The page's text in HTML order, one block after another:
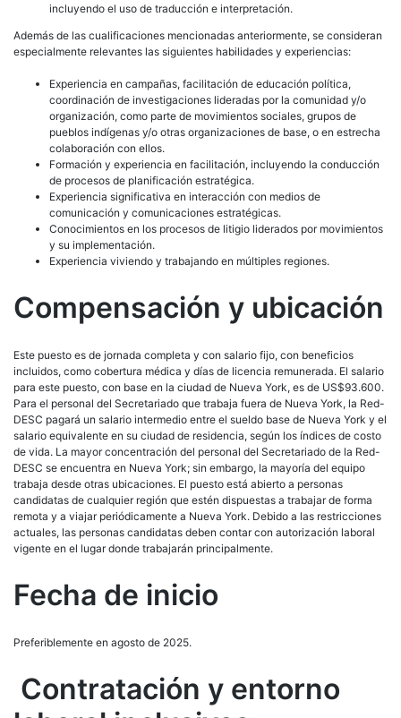
incluyendo el uso de traducción e interpretación.
Además de las cualificaciones mencionadas anteriormente, se consideran
especialmente relevantes las siguientes habilidades y experiencias:
Experiencia en campañas, facilitación de educación política,
coordinación de investigaciones lideradas por la comunidad y/o
organización, como parte de movimientos sociales, grupos de
pueblos indígenas y/o otras organizaciones de base, o en estrecha
colaboración con ellos.
Formación y experiencia en facilitación, incluyendo la conducción
de procesos de planificación estratégica.
Experiencia significativa en interacción con medios de
comunicación y comunicaciones estratégicas.
Conocimientos en los procesos de litigio liderados por movimientos
y su implementación.
Experiencia viviendo y trabajando en múltiples regiones.
Compensación y ubicación
Este puesto es de jornada completa y con salario fijo, con beneficios
incluidos, como cobertura médica y días de licencia remunerada. El salario
para este puesto, con base en la ciudad de Nueva York, es de US$93.600.
Para el personal del Secretariado que trabaja fuera de Nueva York, la Red-
DESC pagará un salario intermedio entre el sueldo base de Nueva York y el
salario equivalente en su ciudad de residencia, según los índices de costo
de vida. La mayor concentración del personal del Secretariado de la Red-
DESC se encuentra en Nueva York; sin embargo, la mayoría del equipo
trabaja desde otras ubicaciones. El puesto está abierto a personas
candidatas de cualquier región que estén dispuestas a trabajar de forma
remota y a viajar periódicamente a Nueva York. Debido a las restricciones
actuales, las personas candidatas deben contar con autorización laboral
vigente en el lugar donde trabajarán principalmente.
Fecha de inicio
Preferiblemente en agosto de 2025.
Contratación y entorno